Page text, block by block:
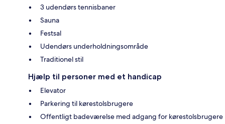
3 udendørs tennisbaner
Sauna
Festsal
Udendørs underholdningsområde
Traditionel stil
Hjælp til personer med et handicap
Elevator
Parkering til kørestolsbrugere
Offentligt badeværelse med adgang for kørestolsbrugere